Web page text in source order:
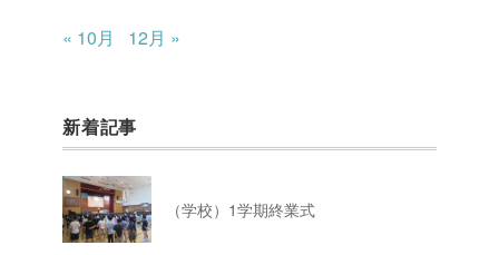
« 10月 12月 »
新着記事
（学校）1学期終業式